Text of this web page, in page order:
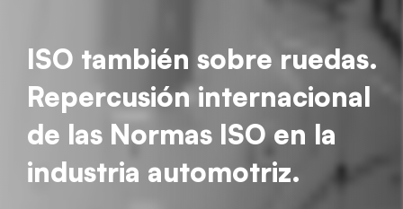
ISO también sobre ruedas.
Repercusión internacional
de las Normas ISO en la
industria automotriz.